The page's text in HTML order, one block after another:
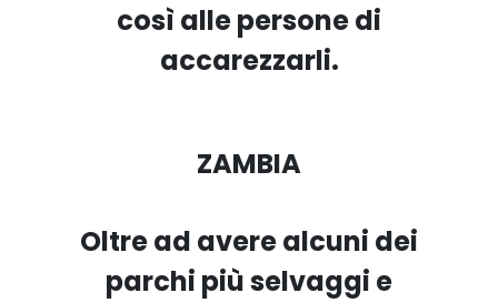
così alle persone di
accarezzarli.
ZAMBIA
Oltre ad avere alcuni dei
parchi più selvaggi e